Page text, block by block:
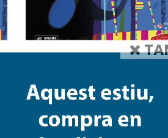
19,00 € 20,00 €
4 5 6